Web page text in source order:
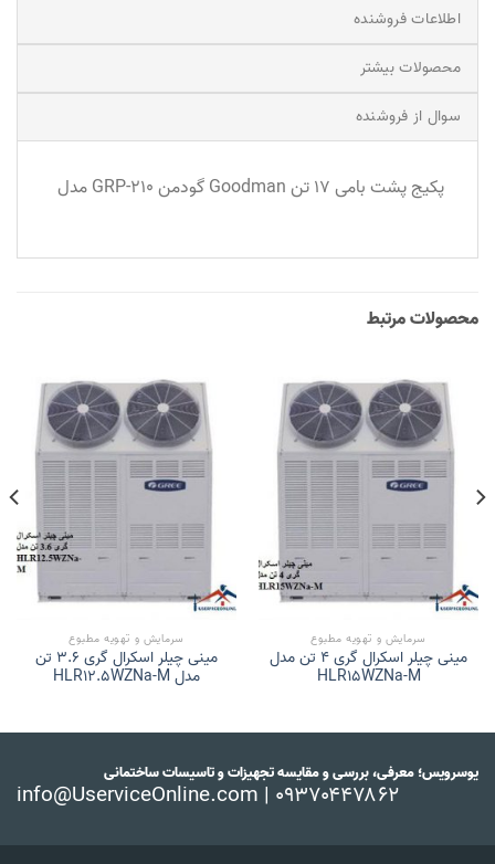
اطلاعات فروشنده
محصولات بیشتر
سوال از فروشنده
پکیج پشت بامی 17 تن Goodman گودمن GRP-210 مدل
محصولات مرتبط
سرمایش و تهویه مطبوع
مینی چیلر اسکرال گری 4 تن مدل
HLR15WZNa-M
سرمایش و تهویه مطبوع
مینی چیلر اسکرال گری 3.6 تن
مدل HLR12.5WZNa-M
یوسرویس؛ معرفی، بررسی و مقایسه تجهیزات و تاسیسات ساختمانی
info@UserviceOnline.com | ۰۹۳۷۰۴۴۷۸۶۲